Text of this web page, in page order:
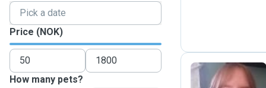
Price (NOK)
How many pets?